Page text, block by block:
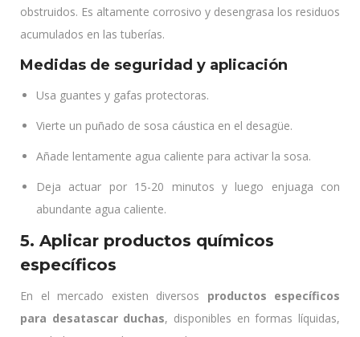
obstruidos. Es altamente corrosivo y desengrasa los residuos
acumulados en las tuberías.
Medidas de seguridad y aplicación
Usa guantes y gafas protectoras.
Vierte un puñado de sosa cáustica en el desagüe.
Añade lentamente agua caliente para activar la sosa.
Deja actuar por 15-20 minutos y luego enjuaga con
abundante agua caliente.
5. Aplicar productos químicos
específicos
En el mercado existen diversos productos específicos
para desatascar duchas, disponibles en formas líquidas,